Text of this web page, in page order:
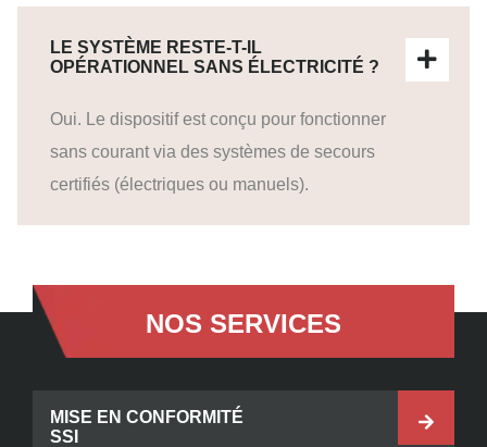
LE SYSTÈME RESTE-T-IL
OPÉRATIONNEL SANS ÉLECTRICITÉ ?
Oui. Le dispositif est conçu pour fonctionner
sans courant via des systèmes de secours
certifiés (électriques ou manuels).
NOS SERVICES
MISE EN CONFORMITÉ
SSI